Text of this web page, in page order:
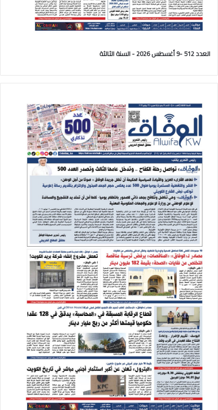
العدد 512 -9 أغسطس 2026 - السنة الثالثة